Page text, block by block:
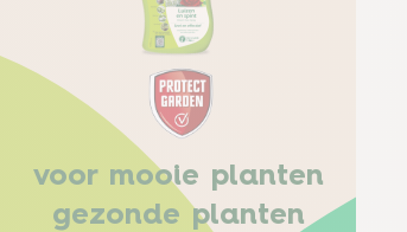
voor mooie planten
gezonde planten